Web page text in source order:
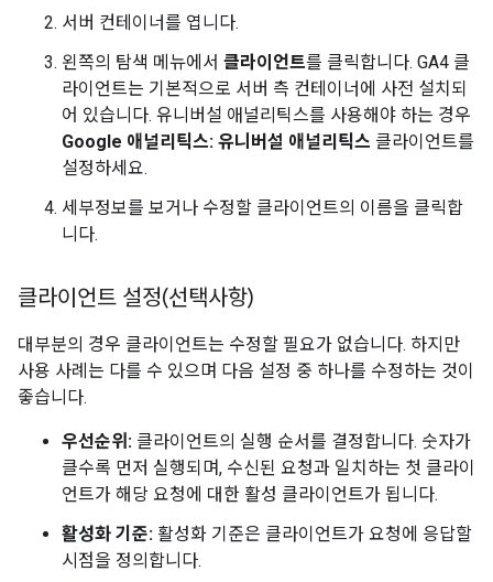
서버 컨테이너를 엽니다.
왼쪽의 탐색 메뉴에서 클라이언트를 클릭합니다. GA4 클
라이언트는 기본적으로 서버 측 컨테이너에 사전 설치되
어 있습니다. 유니버설 애널리틱스를 사용해야 하는 경우
Google 애널리틱스: 유니버설 애널리틱스 클라이언트를
설정하세요.
세부정보를 보거나 수정할 클라이언트의 이름을 클릭합
니다.
클라이언트 설정(선택사항)
대부분의 경우 클라이언트는 수정할 필요가 없습니다. 하지만
사용 사례는 다를 수 있으며 다음 설정 중 하나를 수정하는 것이
좋습니다.
우선순위: 클라이언트의 실행 순서를 결정합니다. 숫자가
클수록 먼저 실행되며, 수신된 요청과 일치하는 첫 클라이
언트가 해당 요청에 대한 활성 클라이언트가 됩니다.
활성화 기준: 활성화 기준은 클라이언트가 요청에 응답할
시점을 정의합니다.